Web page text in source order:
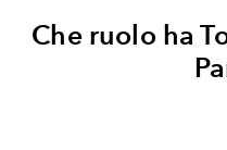
Che ruolo ha